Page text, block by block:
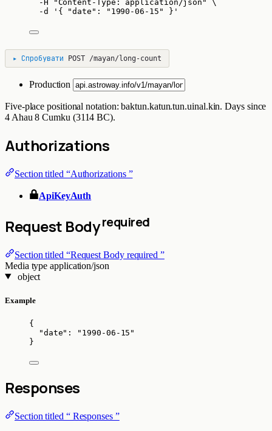
-H "Content-Type: application/json "
\
-d
' { "date": "1990-06-15" } '
▸ Спробувати POST /mayan/long-count
Production
Five-place positional notation: baktun.katun.tun.uinal.kin. Days since
4 Ahau 8 Cumku (3114 BC).
Authorizations
Section titled “Authorizations ”
ApiKeyAuth
Request Bodyrequired
Section titled “Request Body required ”
Media type application/json
object
Example
{
"date" : " 1990-06-15 "
}
Responses
Section titled “ Responses ”